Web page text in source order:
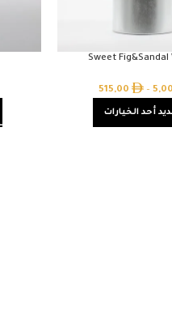
Sweet Fig&Sandal
5,00
–
515,00
أحد الخيارات